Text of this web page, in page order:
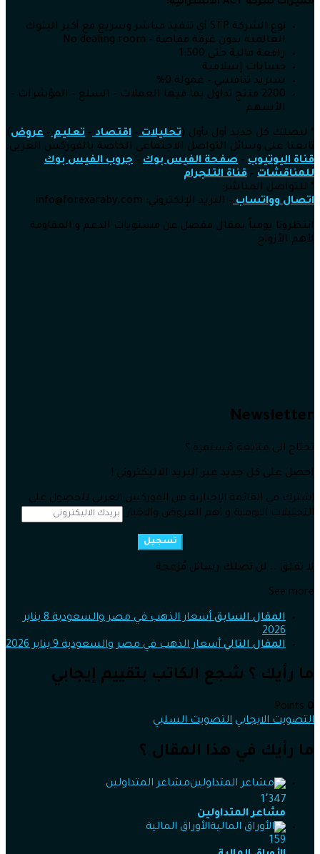
نوع الشركة STP أي تنفيذ مباشر وسريع مع أكبر البنوك
العالمية بدون غرفة مقاصة – No dealing room
رافعة مالية حتى 1:500
حسابات إسلامية
سبريد تنافسي – عمولة 0%
2200 منتج تداول بما فيها العملات – السلع – المؤشرات –
الأسهم
* ليصلك كل جديد أول بأول (تحليلات– اقتصاد– تعليم– عروض)
تابعنا على وسائل التواصل الاجتماعي الخاصة بالفوركس العربي:
قناة اليوتيوب – صفحة الفيس بوك – جروب الفيس بوك
للمناقشات – قناة التلجرام
* للتواصل المباشر:
اتصال وواتساب– البريد الإلكتروني: info @forexaraby.com
انتظرونا يومياً بمقال مفصل عن مستويات الدعم و المقاومة
لأهم الأزواج
Newsletter
تحتاج الى متابعة مُستمرة ؟
احصل على كل جديد عبر البريد الاليكتروني !
اشترك في القائمة الإخبارية من الفوركس العربي للحصول على
التحليلات اليومية و اهم العروض والاخبار
تسجيل
لا تقلق .. لن تصلك رسائل مُزعجة
See more
المقال السابق
أسعار الذهب في مصر والسعودية 8 يناير
2026
المقال التالي أسعار الذهب في مصر والسعودية 9 يناير 2026
ما رأيك ؟ شجع الكاتب بتقييم إيجابي
0
التصويت الايجابي التصويت السلبي
ما رأيك في هذا المقال ؟
مشاعر المتداولين
1٬347
مشاعر المتداولين
الأوراق المالية
159